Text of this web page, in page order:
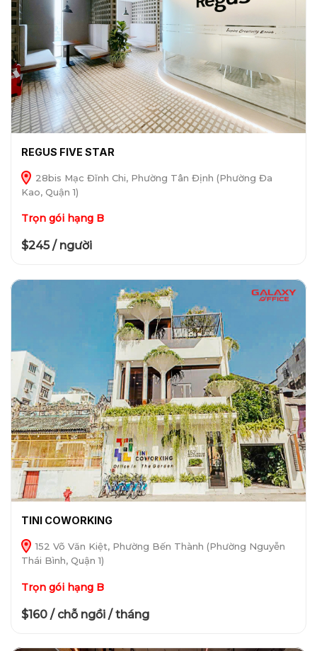
REGUS FIVE STAR
28bis Mạc Đĩnh Chi, Phường Tân Định (Phường Đa
Kao, Quận 1)
Trọn gói hạng B
$245 / người
TINI COWORKING
152 Võ Văn Kiệt, Phường Bến Thành (Phường Nguyễn
Thái Bình, Quận 1)
Trọn gói hạng B
$160 / chỗ ngồi / tháng